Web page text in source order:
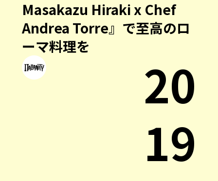
Masakazu Hiraki x Chef
Andrea Torre』で至高のロ
ーマ料理を
20
19